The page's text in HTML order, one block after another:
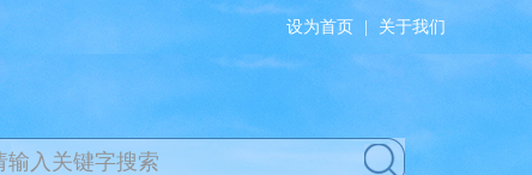
设为首页 关于我们